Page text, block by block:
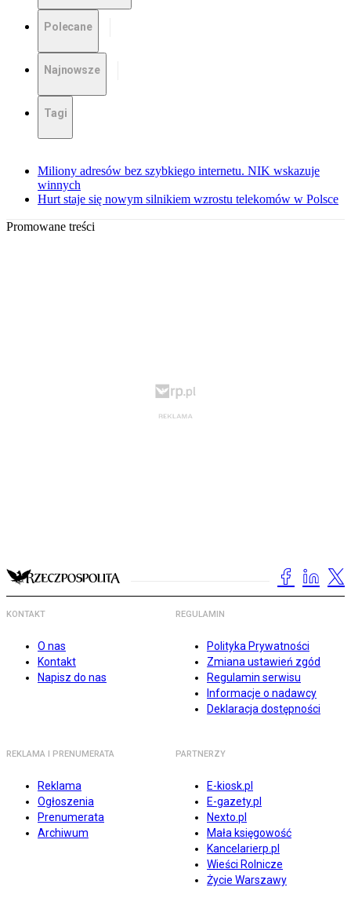
Polecane
Najnowsze
Tagi
Miliony adresów bez szybkiego internetu. NIK wskazuje
winnych
Hurt staje się nowym silnikiem wzrostu telekomów w Polsce
Promowane treści
KONTAKT
O nas
Kontakt
Napisz do nas
REGULAMIN
Polityka Prywatności
Zmiana ustawień zgód
Regulamin serwisu
Informacje o nadawcy
Deklaracja dostępności
REKLAMA I PRENUMERATA
Reklama
Ogłoszenia
Prenumerata
Archiwum
PARTNERZY
E-kiosk.pl
E-gazety.pl
Nexto.pl
Mała księgowość
Kancelarierp.pl
Wieści Rolnicze
Życie Warszawy